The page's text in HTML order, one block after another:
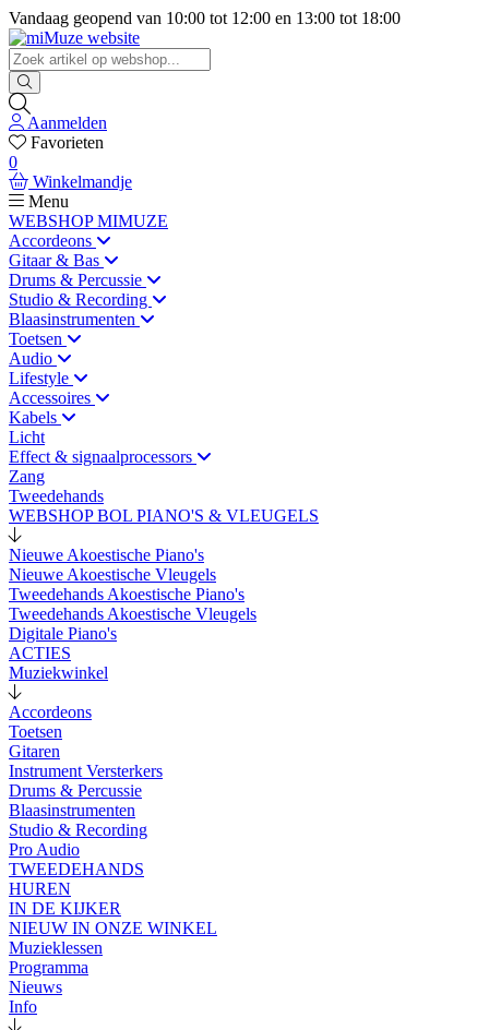
Vandaag geopend van 10:00 tot 12:00 en 13:00 tot 18:00
Aanmelden
Favorieten
0
Winkelmandje
Menu
WEBSHOP MIMUZE
Accordeons
Gitaar & Bas
Drums & Percussie
Studio & Recording
Blaasinstrumenten
Toetsen
Audio
Lifestyle
Accessoires
Kabels
Licht
Effect & signaalprocessors
Zang
Tweedehands
WEBSHOP BOL PIANO'S & VLEUGELS
Nieuwe Akoestische Piano's
Nieuwe Akoestische Vleugels
Tweedehands Akoestische Piano's
Tweedehands Akoestische Vleugels
Digitale Piano's
ACTIES
Muziekwinkel
Accordeons
Toetsen
Gitaren
Instrument Versterkers
Drums & Percussie
Blaasinstrumenten
Studio & Recording
Pro Audio
TWEEDEHANDS
HUREN
IN DE KIJKER
NIEUW IN ONZE WINKEL
Muzieklessen
Programma
Nieuws
Info